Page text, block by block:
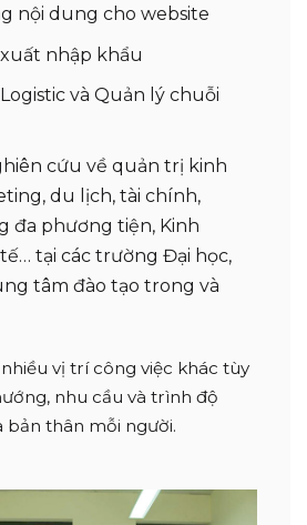
nội dung cho website
nhập khẩu
và Quản lý chuỗi
cứu về quản trị kinh
du lịch, tài chính,
đa phương tiện, Kinh
tại các trường Đại học,
tâm đào tạo trong và
vị trí công việc khác tùy
nhu cầu và trình độ
bản thân mỗi người.